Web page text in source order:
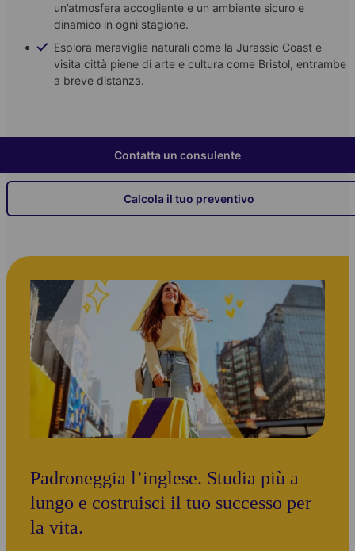
un’atmosfera accogliente e un ambiente sicuro e
dinamico in ogni stagione.
Esplora meraviglie naturali come la Jurassic Coast e
visita città piene di arte e cultura come Bristol, entrambe
a breve distanza.
Contatta un consulente
Calcola il tuo preventivo
Padroneggia l’inglese. Studia più a
lungo e costruisci il tuo successo per
la vita.